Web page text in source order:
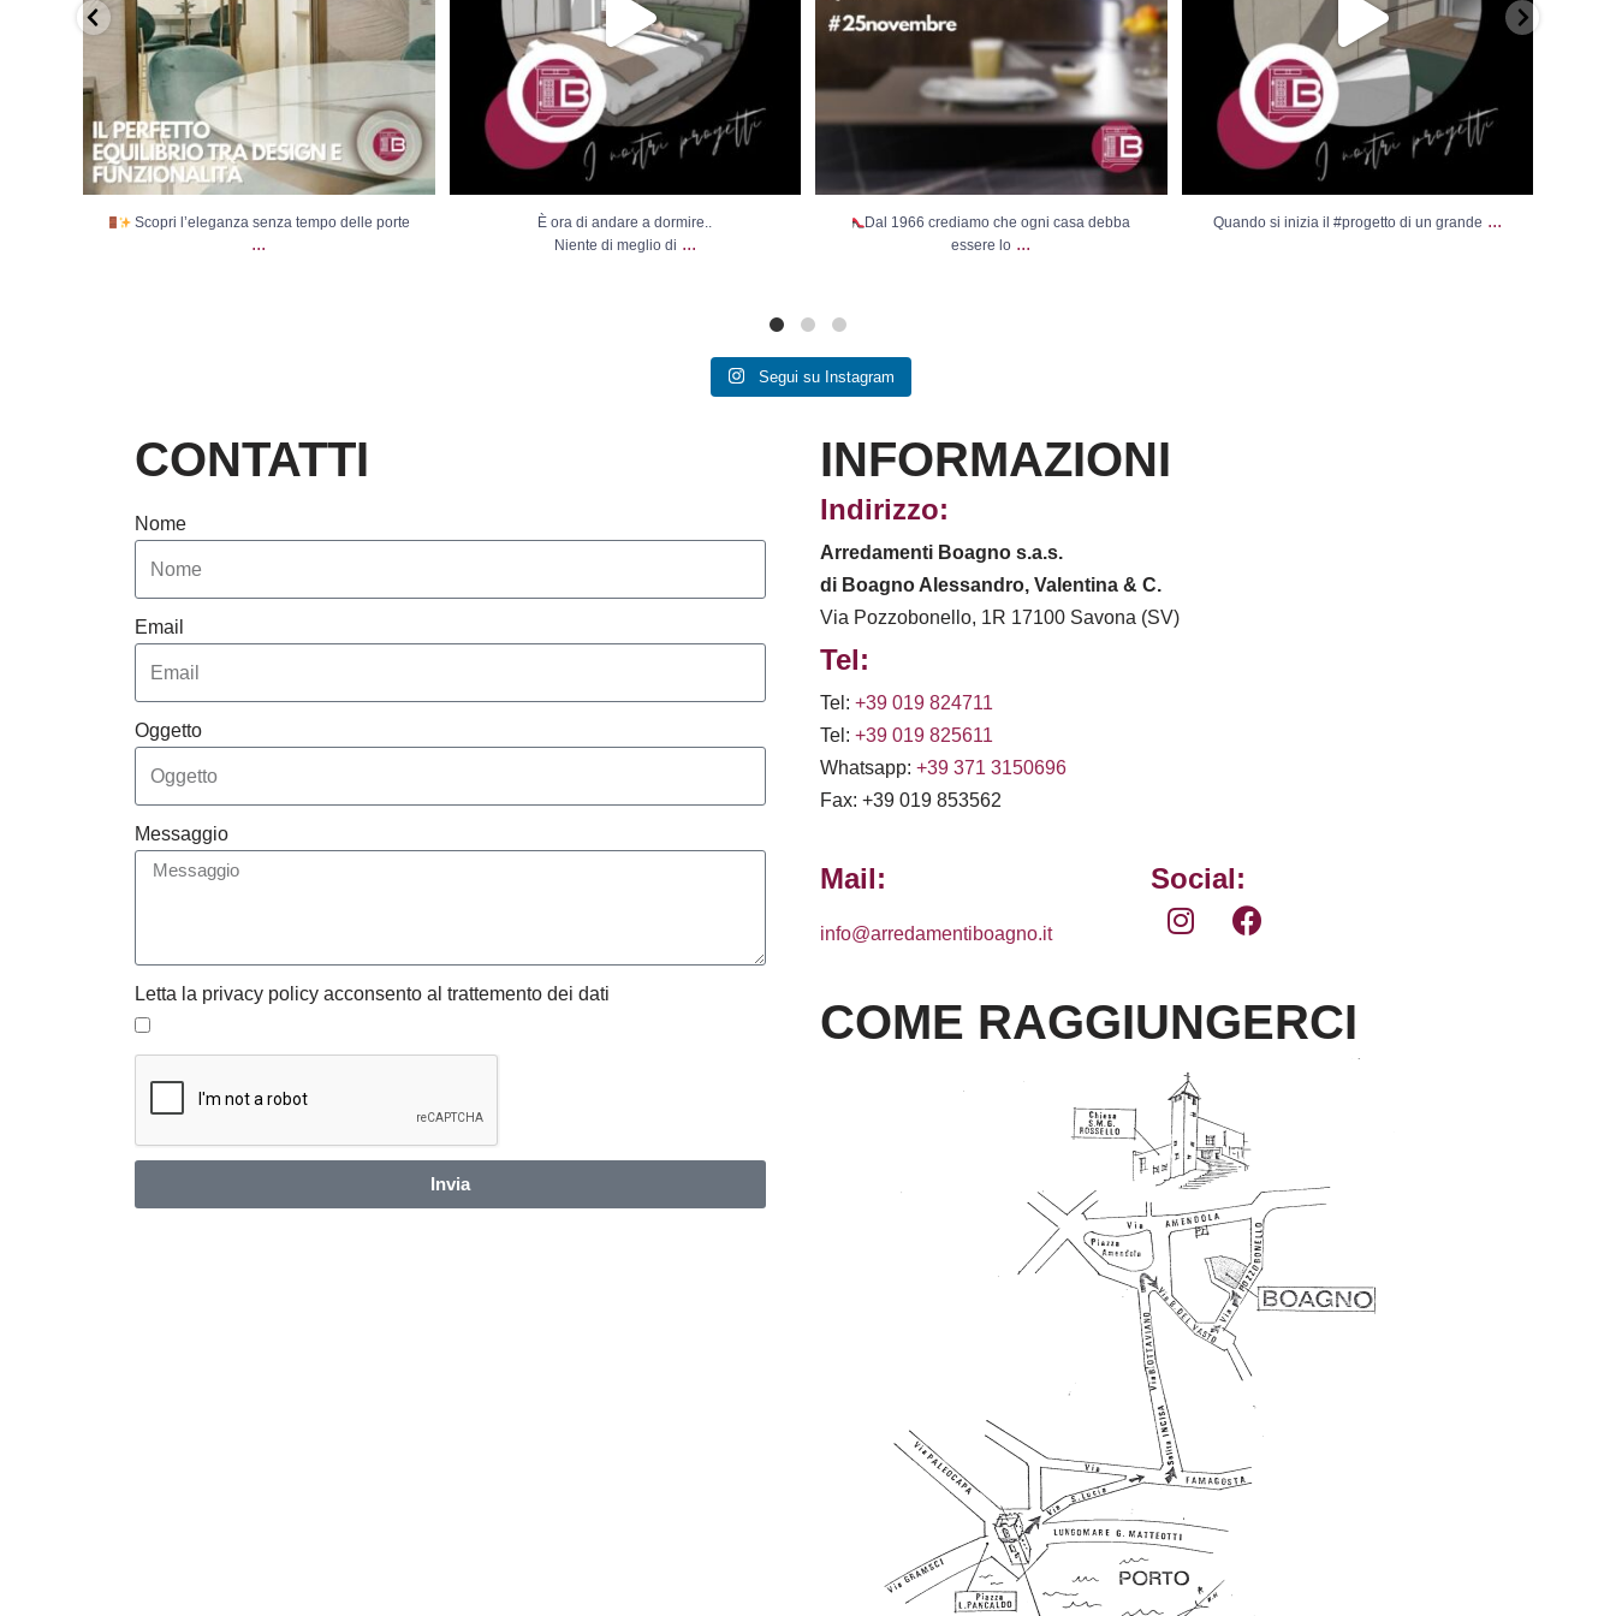
Scopri l’eleganza senza tempo delle porte
...
È ora di andare a dormire..
Niente di meglio di ...
Dal 1966 crediamo che ogni casa debba
essere lo ...
Quando si inizia il #progetto di un grande ...
Segui su Instagram
CONTATTI
Nome
Email
Oggetto
Messaggio
Letta la privacy policy acconsento al trattemento dei dati
Invia
INFORMAZIONI
Indirizzo:
Arredamenti Boagno s.a.s.
di Boagno Alessandro, Valentina & C.
Via Pozzobonello, 1R 17100 Savona (SV)
Tel:
Tel: +39 019 824711
Tel: +39 019 825611
Whatsapp: +39 371 3150696
Fax: +39 019 853562
Mail:
info@arredamentiboagno.it
Social:
COME RAGGIUNGERCI